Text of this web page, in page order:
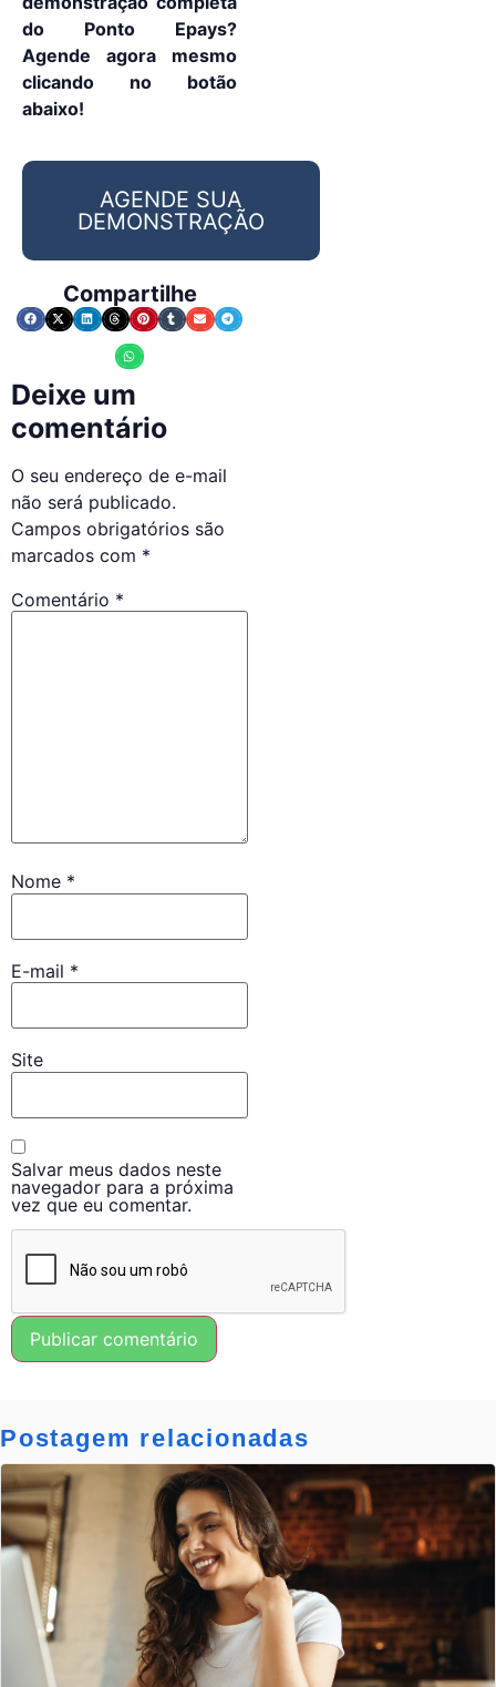
do Ponto Epays?
Agende agora mesmo
clicando no botão
abaixo!
AGENDE SUA
DEMONSTRAÇÃO
Compartilhe
Deixe um
comentário
O seu endereço de e-mail
não será publicado.
Campos obrigatórios são
marcados com *
Comentário *
Nome *
E-mail *
Site
Salvar meus dados neste
navegador para a próxima
vez que eu comentar.
Postagem relacionadas